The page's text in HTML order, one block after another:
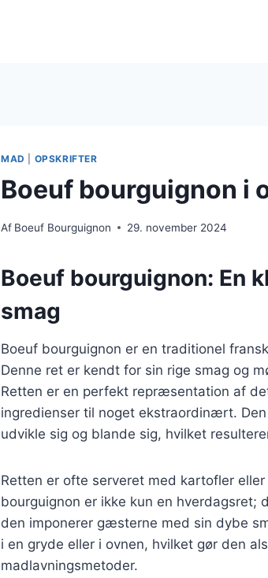
MAD OPSKRIFTER
Boeuf bourguignon i
Af Boeuf Bourguignon 29. november 2024
Boeuf bourguignon: En
smag
Boeuf bourguignon er en traditionel
Denne ret er kendt for sin rige smag og
Retten er en perfekt repræsentation af
ingredienser til noget ekstraordinært.
udvikle sig og blande sig, hvilket
Retten er ofte serveret med kartofler
bourguignon er ikke kun en
den imponerer gæsterne med sin dybe
i en gryde eller i ovnen, hvilket gør den
madlavningsmetoder.